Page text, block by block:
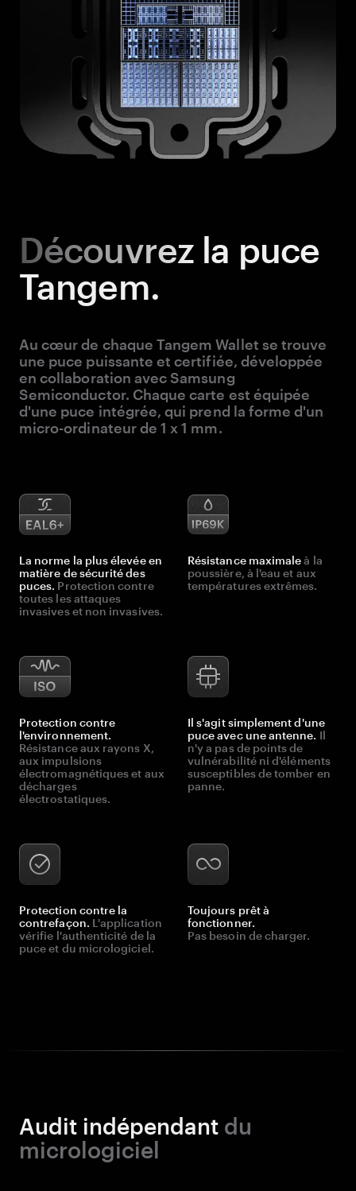
Découvrez la puce
Tangem.
Au cœur de chaque Tangem Wallet se trouve
une puce puissante et certifiée, développée
en collaboration avec Samsung
Semiconductor. Chaque carte est équipée
d'une puce intégrée, qui prend la forme d'un
micro-ordinateur de 1 x 1 mm.
La norme la plus élevée en
matière de sécurité des
puces. Protection contre
toutes les attaques
invasives et non invasives.
Résistance maximaleà la
poussière, à l'eau et aux
températures extrêmes.
Protection contre
l'environnement.
Résistance aux rayons X,
aux impulsions
électromagnétiques et aux
décharges
électrostatiques.
Il s'agit simplement d'une
puce avec une antenne. Il
n'y a pas de points de
vulnérabilité ni d'éléments
susceptibles de tomber en
panne.
Protection contre la
contrefaçon. L'application
vérifie l'authenticité de la
puce et du micrologiciel.
Toujours prêt à
fonctionner.
Pas besoin de charger.
Audit indépendant du
micrologiciel